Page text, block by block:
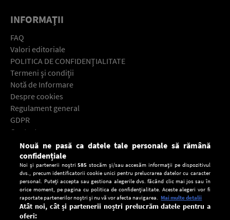
INFORMAŢII
FAQ
Valori editoriale
POLITICA DE CONFIDENŢIALITATE
Termeni şi condiţii
Notă de Informare
Despre cookies
Regulament general
GDPR
Contact
Descarcă gratuit aplicaţia Europa FM pentru smartphone:
Nouă ne pasă ca datele tale personale să rămână
confidențiale
Noi și partenerii noștri585 stocăm și/sau accesăm informații pe dispozitivul
dvs., precum identificatorii cookie unici pentru prelucrarea datelor cu caracter
personal. Puteți accepta sau gestiona alegerile dvs. făcând clic mai jos sau în
orice moment, pe pagina cu politica de confidențialitate. Aceste alegeri vor fi
raportate partenerilor noștri și nu vă vor afecta navigarea. Mai multe detalii
Atât noi, cât și partenerii noștri prelucrăm datele pentru a
oferi: